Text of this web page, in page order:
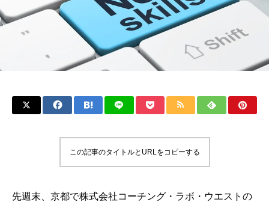
この記事のタイトルとURLをコピーする
先週末、京都で株式会社コーチング・ラボ・ウエストの